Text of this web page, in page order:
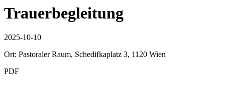
Trauerbegleitung
2025-10-10
Ort: Pastoraler Raum, Schedifkaplatz 3, 1120 Wien
PDF